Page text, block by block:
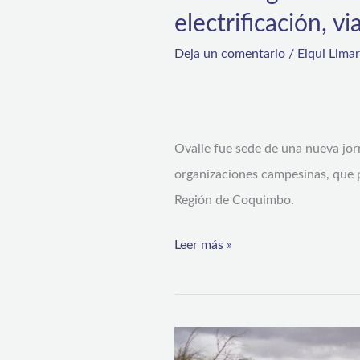
electrificación,
Deja un comentario / Elqui
Ovalle fue sede de una nueva
organizaciones campesinas,
Región de Coquimbo.
Leer más »
Huanilla